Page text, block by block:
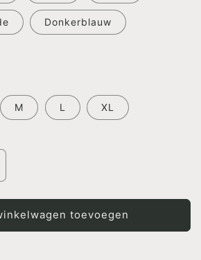
Donkerblauw
M L XL
toevoegen